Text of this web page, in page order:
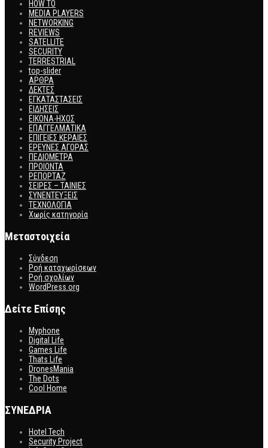
HOW TO
MEDIA PLAYERS
NETWORKING
REVIEWS
SATELLITE
SECURITY
TERRESTRIAL
top-slider
ΑΡΘΡΑ
ΔΕΚΤΕΣ
ΕΓΚΑΤΑΣΤΑΣΕΙΣ
ΕΙΔΗΣΕΙΣ
ΕΙΚΟΝΑ-ΗΧΟΣ
ΕΠΑΓΓΕΛΜΑΤΙΚΑ
ΕΠΙΓΕΙΕΣ ΚΕΡΑΙΕΣ
ΕΡΕΥΝΕΣ ΑΓΟΡΑΣ
ΠΕΔΙΟΜΕΤΡΑ
ΠΡΟΙΟΝΤΑ
ΡΕΠΟΡΤΑΖ
ΣΕΙΡΕΣ – ΤΑΙΝΙΕΣ
ΣΥΝΕΝΤΕΥΞΕΙΣ
ΤΕΧΝΟΛΟΓΙΑ
Χωρίς κατηγορία
Μεταστοιχεία
Σύνδεση
Ροή καταχωρίσεων
Ροή σχολίων
WordPress.org
Δείτε Επίσης
Myphone
Digital Life
Games Life
Thats Life
DronesMania
The Dots
Cool Home
ΣΥΝΕΔΡΙΑ
Hotel Tech
Security Project